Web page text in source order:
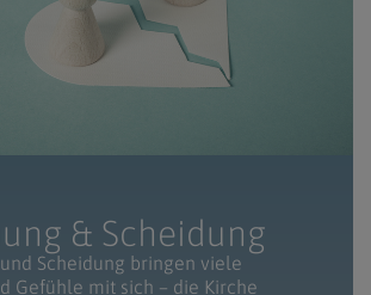
& Scheidung
Scheidung bringen viele
Gefühle mit sich – die Kirche